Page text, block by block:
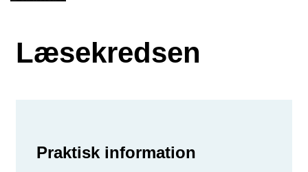
Læsekredsen
Praktisk information